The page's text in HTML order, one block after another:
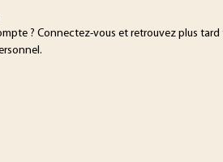
? Connectez-vous et retrouvez plus